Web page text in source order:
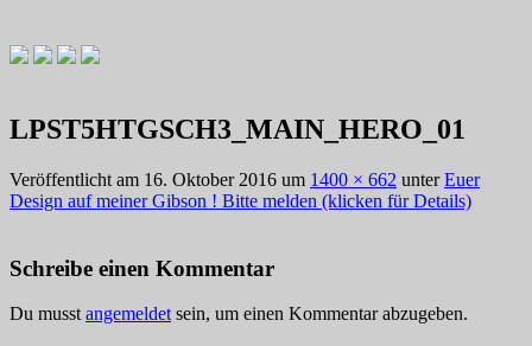
Willkommen zu Christians How
LPST5HTGSCH3_MAIN_HERO_01
Veröffentlicht am 16. Oktober 2016 um 1400 × 662 unterEuer
Design auf meiner Gibson ! Bitte melden (klicken für Details)
Schreibe einen Kommentar
Du musst angemeldet sein, um einen Kommentar abzugeben.